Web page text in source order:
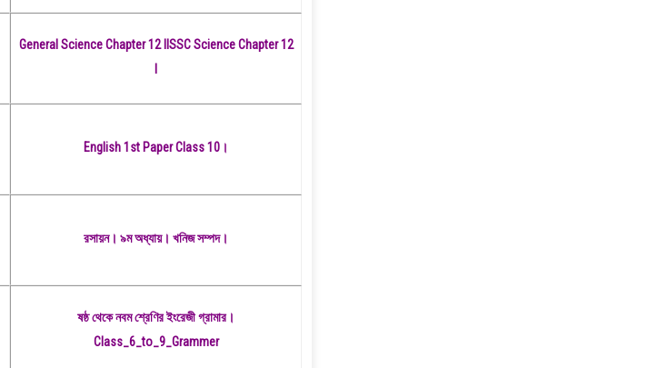
General Science Chapter 12 llSSC Science Chapter 12
English 1st Paper Class 10।
রসায়ন। ৯ম অধ্যায়। খনিজ সম্পদ।
ষষ্ঠ থেকে নবম শ্রেণির ইংরেজী গ্রামার।
Class_6_to_9_Grammer